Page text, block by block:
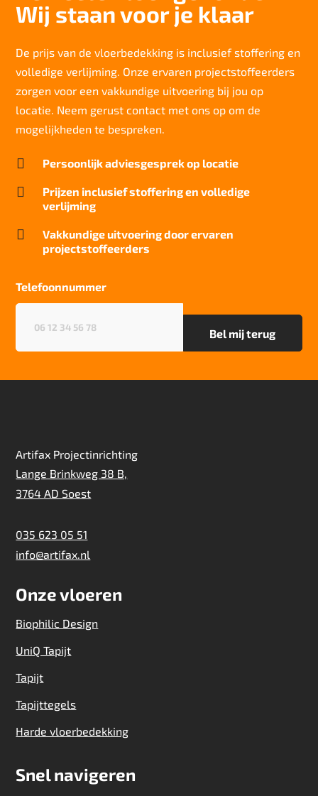
3934 gr/m2
>7
Slijtvastheid NF EN 1307
33 Heavy contract
Thermische weerstand
0,15
24 dB
Brandwerend
Bfl-s1
Kwaliteitslabel GUT
085C3EBF
zwaar
Project gebruik
zwaar
Wij staan voor je klaar
De prijs van de vloerbedekking is inclusief stoffering en
volledige verlijming. Onze ervaren projectstoffeerders
zorgen voor een vakkundige uitvoering bij jou op
locatie. Neem gerust contact met ons op om de
mogelijkheden te bespreken.
 Persoonlijk adviesgesprek op locatie

Prijzen inclusief stoffering en volledige
verlijming

Vakkundige uitvoering door ervaren
projectstoffeerders
Telefoonnummer
Artifax Projectinrichting
Lange Brinkweg 38 B,
3764 AD Soest
035 623 05 51
info@artifax.nl
Onze vloeren
Biophilic Design
UniQ Tapijt
Tapijt
Tapijttegels
Harde vloerbedekking
Snel navigeren